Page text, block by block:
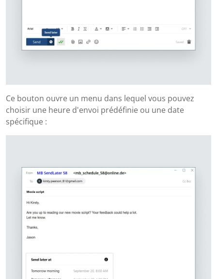
Ce bouton ouvre un menu dans lequel vous pouvez
choisir une heure d'envoi prédéfinie ou une date
spécifique :